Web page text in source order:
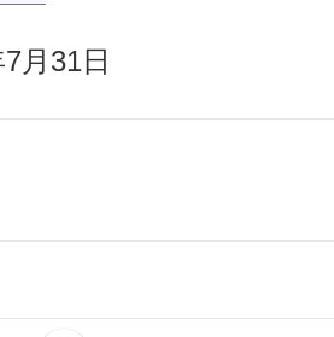
月31日